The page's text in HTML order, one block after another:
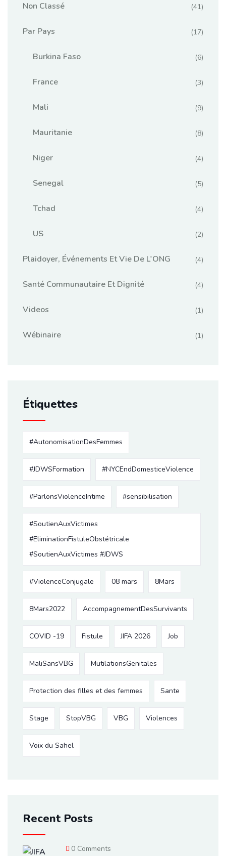
Non Classé (41)
Par Pays (17)
Burkina Faso (6)
France (3)
Mali (9)
Mauritanie (8)
Niger (4)
Senegal (5)
Tchad (4)
US (2)
Plaidoyer, Événements Et Vie De L'ONG (4)
Santé Communautaire Et Dignité (4)
Videos (1)
Wébinaire (1)
Étiquettes
#AutonomisationDesFemmes
#JDWSFormation #NYCEndDomesticeViolence
#ParlonsViolenceIntime #sensibilisation
#SoutienAuxVictimes
#EliminationFistuleObstétricale
#SoutienAuxVictimes #JDWS
#ViolenceConjugale 08 mars 8Mars
8Mars2022 AccompagnementDesSurvivants
COVID -19 Fistule JIFA 2026 Job
MaliSansVBG MutilationsGenitales
Protection des filles et des femmes Sante
Stage StopVBG VBG Violences
Voix du Sahel
Recent Posts
0 Comments